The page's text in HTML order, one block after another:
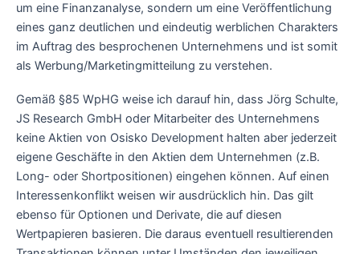
um eine Finanzanalyse, sondern um eine Veröffentlichung
eines ganz deutlichen und eindeutig werblichen Charakters
im Auftrag des besprochenen Unternehmens und ist somit
als Werbung/Marketingmitteilung zu verstehen.
Gemäß §85 WpHG weise ich darauf hin, dass Jörg Schulte,
JS Research GmbH oder Mitarbeiter des Unternehmens
keine Aktien von Osisko Development halten aber jederzeit
eigene Geschäfte in den Aktien dem Unternehmen (z.B.
Long- oder Shortpositionen) eingehen können. Auf einen
Interessenkonflikt weisen wir ausdrücklich hin. Das gilt
ebenso für Optionen und Derivate, die auf diesen
Wertpapieren basieren. Die daraus eventuell resultierenden